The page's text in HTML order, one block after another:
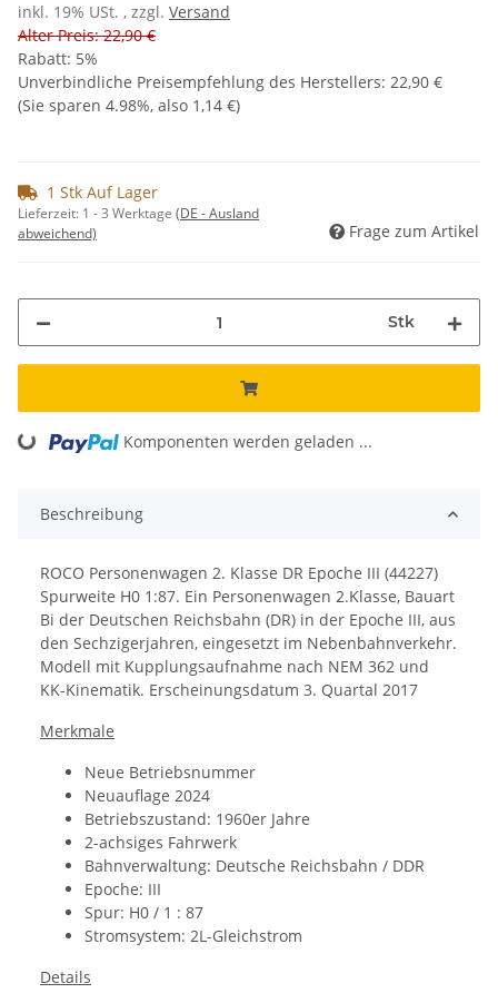
inkl. 19% USt. , zzgl. Versand
Alter Preis: 22,90 €
Rabatt: 5%
Unverbindliche Preisempfehlung des Herstellers: 22,90 €
(Sie sparen 4.98%, also 1,14 €)
1 Stk Auf Lager
Lieferzeit: 1 - 3 Werktage (DE - Ausland
abweichend)
Frage zum Artikel
Stk
Loading... Komponenten werden geladen ...
Beschreibung
ROCO Personenwagen 2. Klasse DR Epoche III (44227)
Spurweite H0 1:87. Ein Personenwagen 2.Klasse, Bauart
Bi der Deutschen Reichsbahn (DR) in der Epoche III, aus
den Sechzigerjahren, eingesetzt im Nebenbahnverkehr.
Modell mit Kupplungsaufnahme nach NEM 362 und
KK-Kinematik. Erscheinungsdatum 3. Quartal 2017
Merkmale
Neue Betriebsnummer
Neuauflage 2024
Betriebszustand: 1960er Jahre
2-achsiges Fahrwerk
Bahnverwaltung: Deutsche Reichsbahn / DDR
Epoche: III
Spur: H0 / 1 : 87
Stromsystem: 2L-Gleichstrom
Details